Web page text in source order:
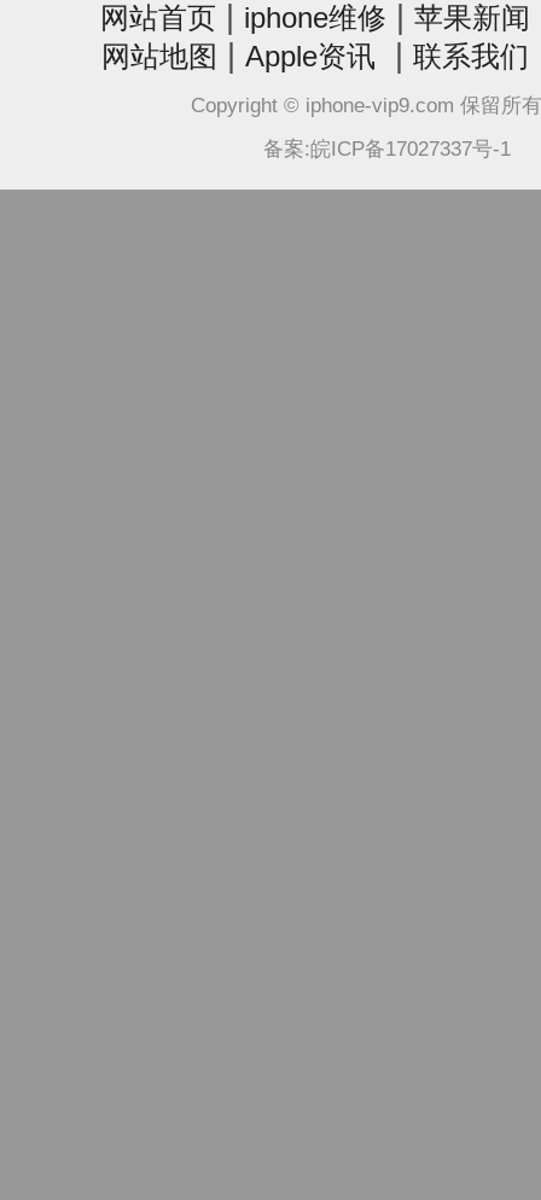
网站首页 iphone维修 苹果新闻
网站地图 Apple资讯 联系我们
Copyright © iphone-vip9.com 保留所
备案:皖ICP备17027337号-1